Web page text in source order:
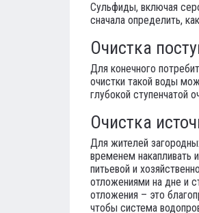
Сульфиды, включая
сначала определить,
Очистка
Для конечного
очистки такой воды
глубокой ступенчатой
Очистка
Для жителей
временем накапливать
питьевой и
отложениями на дне и
отложения – это
чтобы система